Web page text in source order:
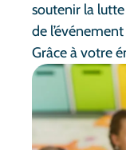
soutenir la
de
Grâce à votre